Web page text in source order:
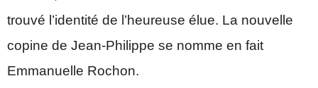
trouvé l’identité de l’heureuse élue. La nouvelle
copine de Jean-Philippe se nomme en fait
Emmanuelle Rochon.